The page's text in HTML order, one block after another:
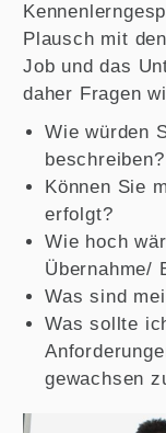
Plausch mit
Job und das
daher Fragen
Wie würden
beschreiben?
Können Sie
erfolgt?
Wie hoch
Übernahme/
Was sind
Was sollte
gewachsen